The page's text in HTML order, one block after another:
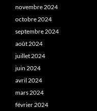
novembre 2024
octobre 2024
septembre 2024
août 2024
juillet 2024
juin 2024
avril 2024
mars 2024
février 2024